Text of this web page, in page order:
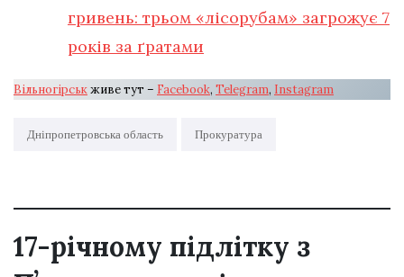
гривень: трьом «лісорубам» загрожує 7
років за ґратами
Вільногірськживе тут – Facebook, Telegram, Instagram
Дніпропетровська область Прокуратура
17-річному підлітку з